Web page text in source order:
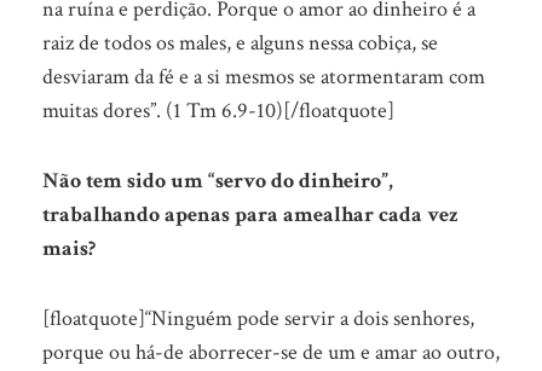
na ruína e perdição. Porque o amor ao dinheiro é a
raiz de todos os males, e alguns nessa cobiça, se
desviaram da fé e a si mesmos se atormentaram com
muitas dores”. (1 Tm 6.9-10)[/floatquote]
Não tem sido um “servo do dinheiro”,
trabalhando apenas para amealhar cada vez
mais?
[floatquote]“Ninguém pode servir a dois senhores,
porque ou há-de aborrecer-se de um e amar ao outro,